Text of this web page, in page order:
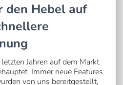
den Hebel auf
Jahren auf dem Markt
Immer neue Features
von uns bereitgestellt,